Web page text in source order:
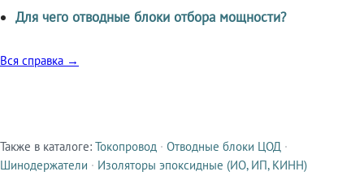
Для чего отводные блоки отбора мощности?
Вся справка →
Смежные продукты
Также в каталоге: Токопровод · Отводные блоки ЦОД ·
Шинодержатели · Изоляторы эпоксидные (ИО, ИП, КИНН)